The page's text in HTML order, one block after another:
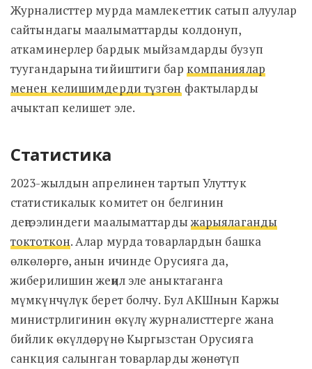
Журналисттер мурда мамлекеттик сатып алуулар
сайтындагы маалыматтарды колдонуп,
аткаминерлер бардык мыйзамдарды бузуп
туугандарына тийиштиги бар компаниялар
менен келишимдерди түзгөн фактыларды
ачыктап келишет эле.
Статистика
2023-жылдын апрелинен тартып Улуттук
статистикалык комитет он белгинин
деңгээлиндеги маалыматтардыжарыялаганды
токтоткон. Алар мурда товарлардын башка
өлкөлөргө, анын ичинде Орусияга да,
жиберилишин жеңил эле аныктаганга
мүмкүнчүлүк берет болчу. Бул АКШнын Каржы
министрлигинин өкүлү журналисттерге жана
бийлик өкүлдөрүнө Кыргызстан Орусияга
санкция салынган товарларды жөнөтүп